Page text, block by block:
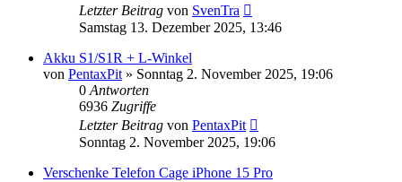
Letzter Beitrag von SvenTra
Samstag 13. Dezember 2025, 13:46
Akku S1/S1R + L-Winkel
von PentaxPit » Sonntag 2. November 2025, 19:06
0 Antworten
6936 Zugriffe
Letzter Beitrag von PentaxPit
Sonntag 2. November 2025, 19:06
Verschenke Telefon Cage iPhone 15 Pro